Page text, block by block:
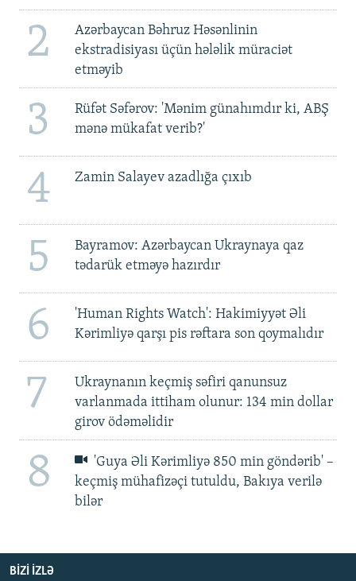
2
Azərbaycan Bəhruz Həsənlinin
ekstradisiyası üçün hələlik müraciət
etməyib
3
Rüfət Səfərov: 'Mənim günahımdır ki, ABŞ
mənə mükafat verib?'
4 Zamin Salayev azadlığa çıxıb
5
Bayramov: Azərbaycan Ukraynaya qaz
tədarük etməyə hazırdır
6
'Human Rights Watch': Hakimiyyət Əli
Kərimliyə qarşı pis rəftara son qoymalıdır
7
Ukraynanın keçmiş səfiri qanunsuz
varlanmada ittiham olunur: 134 min dollar
girov ödəməlidir
8
'Guya Əli Kərimliyə 850 min göndərib' –
keçmiş mühafizəçi tutuldu, Bakıya verilə
bilər
BIZI IZLƏ